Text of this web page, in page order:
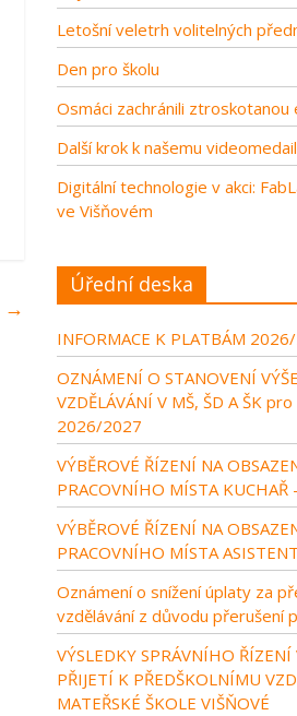
→
Letošní veletrh volitelných
Den pro školu
Osmáci zachránili ztroskotanou
Další krok k našemu
Digitální technologie v akci:
ve Višňovém
Úřední deska
INFORMACE K PLATBÁM
OZNÁMENÍ O STANOVENÍ
VZDĚLÁVÁNÍ V MŠ, ŠD A ŠK
2026/2027
VÝBĚROVÉ ŘÍZENÍ NA
PRACOVNÍHO MÍSTA KUCHAŘ
VÝBĚROVÉ ŘÍZENÍ NA
PRACOVNÍHO MÍSTA
Oznámení o snížení úplaty za
vzdělávání z důvodu přerušení
VÝSLEDKY SPRÁVNÍHO ŘÍZENÍ
PŘIJETÍ K PŘEDŠKOLNÍMU
MATEŘSKÉ ŠKOLE VIŠŇOVÉ